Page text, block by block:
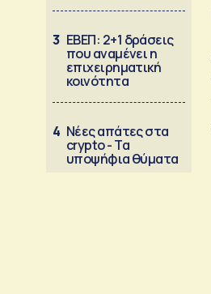
3 ΕΒΕΠ: 2+1 δράσεις
που αναμένει η
επιχειρηματική
κοινότητα
4 Νέες απάτες στα
crypto - Τα
υποψήφια θύματα